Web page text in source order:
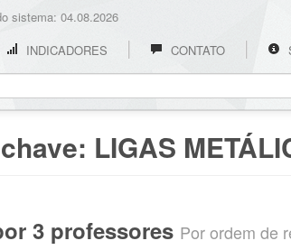
sistema: 04.08.2026
INDICADORES CONTATO
LIGAS
3 professores Por ordem de